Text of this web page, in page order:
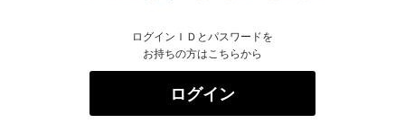
ログインＩＤとパスワードを
お持ちの方はこちらから
ログイン